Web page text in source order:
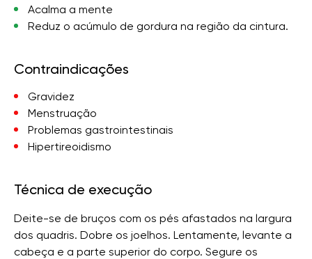
Acalma a mente
Reduz o acúmulo de gordura na região da cintura.
Contraindicações
Gravidez
Menstruação
Problemas gastrointestinais
Hipertireoidismo
Técnica de execução
Deite-se de bruços com os pés afastados na largura
dos quadris. Dobre os joelhos. Lentamente, levante a
cabeça e a parte superior do corpo. Segure os